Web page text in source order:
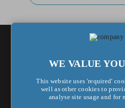
WE VALUE
This website uses 'required'
well as other cookies to
analyse site usage and for